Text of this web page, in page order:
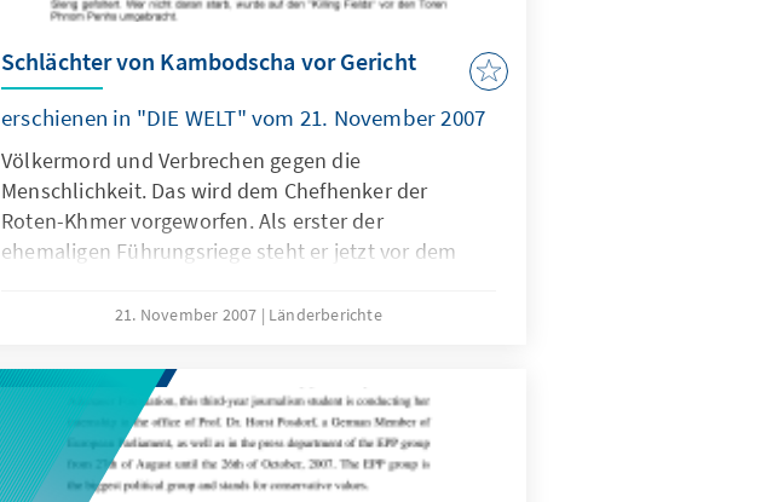
Schlächter von Kambodscha vor Gericht
erschienen in "DIE WELT" vom 21. November 2007
Völkermord und Verbrechen gegen die
Menschlichkeit. Das wird dem Chefhenker der
Roten-Khmer vorgeworfen. Als erster der
ehemaligen Führungsriege steht er jetzt vor dem
Eav auf Menschenrechte, die er selbst nie
21. November 2007 Länderberichte